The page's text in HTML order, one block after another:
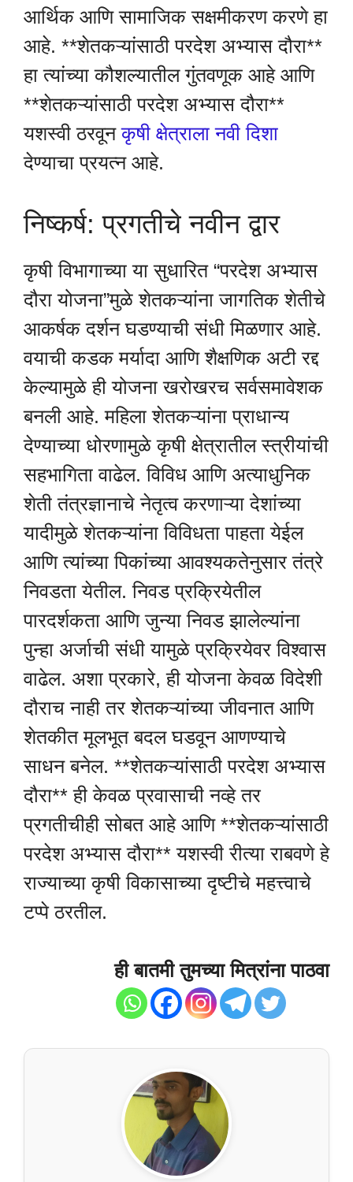
आर्थिक आणि सामाजिक सक्षमीकरण करणे हा
आहे. **शेतकऱ्यांसाठी परदेश अभ्यास दौरा**
हा त्यांच्या कौशल्यातील गुंतवणूक आहे आणि
**शेतकऱ्यांसाठी परदेश अभ्यास दौरा**
यशस्वी ठरवूनकृषी क्षेत्राला नवी दिशा
देण्याचा प्रयत्न आहे.
निष्कर्ष: प्रगतीचे नवीन द्वार
कृषी विभागाच्या या सुधारित “परदेश अभ्यास
दौरा योजना”मुळे शेतकऱ्यांना जागतिक शेतीचे
आकर्षक दर्शन घडण्याची संधी मिळणार आहे.
वयाची कडक मर्यादा आणि शैक्षणिक अटी रद्द
केल्यामुळे ही योजना खरोखरच सर्वसमावेशक
बनली आहे. महिला शेतकऱ्यांना प्राधान्य
देण्याच्या धोरणामुळे कृषी क्षेत्रातील स्त्रीयांची
सहभागिता वाढेल. विविध आणि अत्याधुनिक
शेती तंत्रज्ञानाचे नेतृत्व करणाऱ्या देशांच्या
यादीमुळे शेतकऱ्यांना विविधता पाहता येईल
आणि त्यांच्या पिकांच्या आवश्यकतेनुसार तंत्रे
निवडता येतील. निवड प्रक्रियेतील
पारदर्शकता आणि जुन्या निवड झालेल्यांना
पुन्हा अर्जाची संधी यामुळे प्रक्रियेवर विश्वास
वाढेल. अशा प्रकारे, ही योजना केवळ विदेशी
दौराच नाही तर शेतकऱ्यांच्या जीवनात आणि
शेतकीत मूलभूत बदल घडवून आणण्याचे
साधन बनेल. **शेतकऱ्यांसाठी परदेश अभ्यास
दौरा** ही केवळ प्रवासाची नव्हे तर
प्रगतीचीही सोबत आहे आणि **शेतकऱ्यांसाठी
परदेश अभ्यास दौरा** यशस्वी रीत्या राबवणे हे
राज्याच्या कृषी विकासाच्या दृष्टीचे महत्त्वाचे
टप्पे ठरतील.
ही बातमी तुमच्या मित्रांना पाठवा